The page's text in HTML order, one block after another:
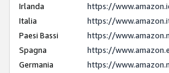
Irlanda
https://
Italia
https://
Paesi Bassi
https://
Spagna
https://
Germania
https://